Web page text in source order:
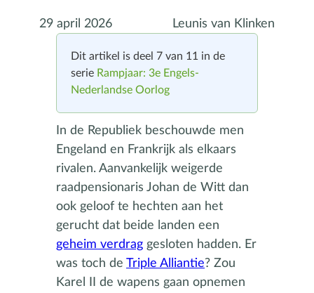
29 april 2026 Leunis van Klinken
Dit artikel is deel 7 van 11 in de
serie Rampjaar: 3e Engels-
Nederlandse Oorlog
In de Republiek beschouwde men
Engeland en Frankrijk als elkaars
rivalen. Aanvankelijk weigerde
raadpensionaris Johan de Witt dan
ook geloof te hechten aan het
gerucht dat beide landen een
geheim verdrag gesloten hadden. Er
was toch de Triple Alliantie? Zou
Karel II de wapens gaan opnemen